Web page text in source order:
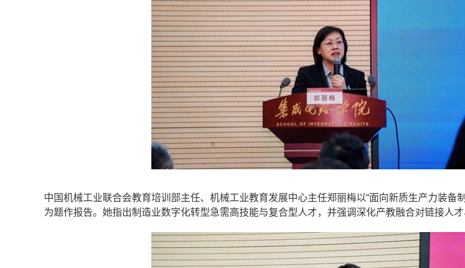
中国机械工业联合会教育培训部主任、机械工业教育发展中心主任郑丽梅以“面向新质生产力装备
为题作报告。她指出制造业数字化转型急需高技能与复合型人才，并强调深化产教融合对链接人才